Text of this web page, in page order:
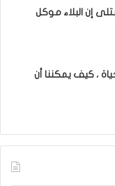
إن البلاء موكل
، كيف يمكننا أن